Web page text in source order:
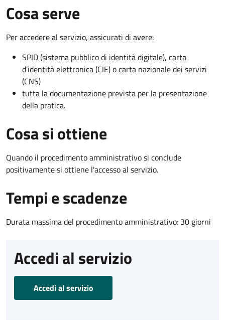
Cosa serve
Per accedere al servizio, assicurati di avere:
SPID (sistema pubblico di identità digitale), carta
d’identità elettronica (CIE) o carta nazionale dei servizi
(CNS)
tutta la documentazione prevista per la presentazione
della pratica.
Cosa si ottiene
Quando il procedimento amministrativo si conclude
positivamente si ottiene l'accesso al servizio.
Tempi e scadenze
Durata massima del procedimento amministrativo: 30 giorni
Accedi al servizio
Accedi al servizio